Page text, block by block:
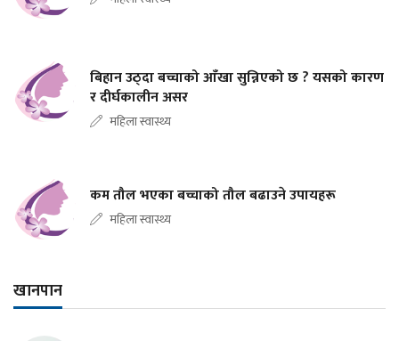
बिहान उठ्दा बच्चाको आँखा सुन्निएको छ ? यसको कारण
र दीर्घकालीन असर
महिला स्वास्थ्य
कम तौल भएका बच्चाको तौल बढाउने उपायहरू
महिला स्वास्थ्य
खानपान